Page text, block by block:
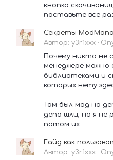
кнопка
поставьте все
Секреты
Автор: y3r1xxx ·
Почему никто не
менеджере можно
библиотеками и
которых нету
Там был мод на
депо шли, но я не
потом их...
Автор: y3r1xxx ·